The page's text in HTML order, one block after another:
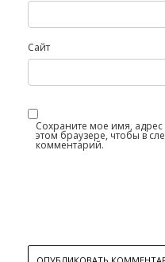
Сайт
Сохраните мое имя, адрес
этом браузере, чтобы в
комментарий.